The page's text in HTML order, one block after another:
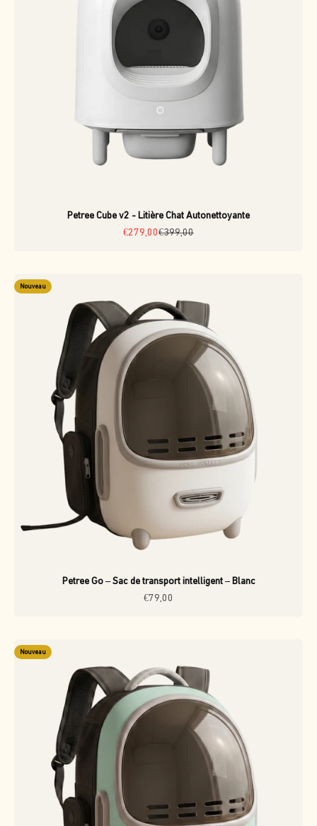
Petree Cube v2 - Litière Chat Autonettoyante
Prix de vente
€279,00Prix normal
€399,00
Nouveau
Petree Go – Sac de transport intelligent – Blanc
Prix de vente
€79,00
Nouveau